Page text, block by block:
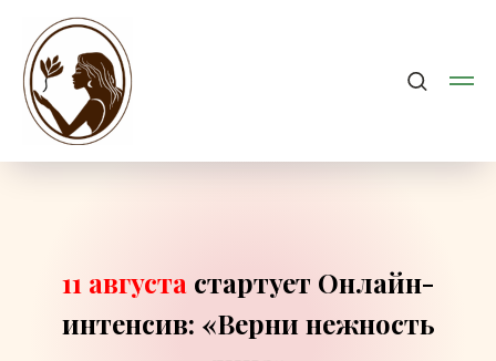
11 августа стартует Онлайн-
интенсив: «Верни нежность